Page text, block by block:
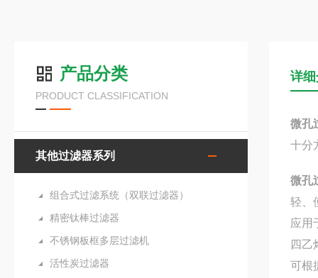
产品分类
PRODUCT CLASSIFICATION
其他过滤器系列
组合式过滤系统（双联过滤器）
精密钛棒过滤器
不锈钢板框多层过滤机
活性炭过滤器
详
微孔
十分
微孔
轻、
应用
四乙
可根